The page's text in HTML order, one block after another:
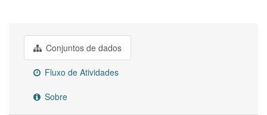
Conjuntos de dados
Fluxo de Atividades
Sobre